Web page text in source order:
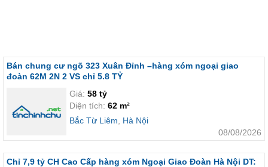
Bán chung cư ngõ 323 Xuân Đỉnh –hàng xóm ngoại giao
đoàn 62M 2N 2 VS chỉ 5.8 TỶ
Giá: 58 tỷ
Diện tích: 62 m²
Bắc Từ Liêm
Hà Nội
08/08/2026
Chỉ 7,9 tỷ CH Cao Cấp hàng xóm Ngoại Giao Đoàn Hà Nội DT: